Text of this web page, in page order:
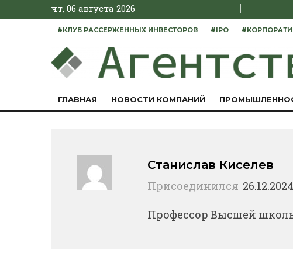
чт, 06 августа 2026 |
#КЛУБ РАССЕРЖЕННЫХ ИНВЕСТОРОВ #IPO
ГЛАВНАЯ НОВОСТИ КОМПАНИЙ
Станислав Киселев
Присоединился 26.12.2024
Профессор Высшей